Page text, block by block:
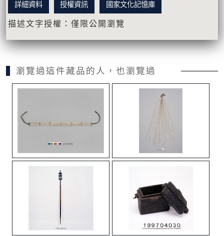
詳細資料 授權資訊 國家文化記憶庫
描述文字授權：僅限公開瀏覽
瀏覽過這件藏品的人，也瀏覽過